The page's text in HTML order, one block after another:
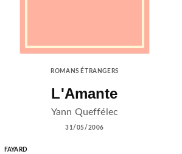
ROMANS ÉTRANGERS
L'Amante
Yann Queffélec
31/05/2006
FAYARD